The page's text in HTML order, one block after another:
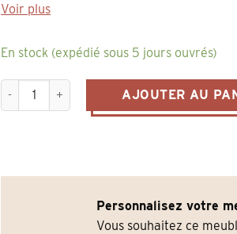
Voir plus
En stock (expédié sous 5 jours ouvrés)
quantité de lit collection persienne en pin
AJOUTER AU
Personnalisez votre
Vous souhaitez ce